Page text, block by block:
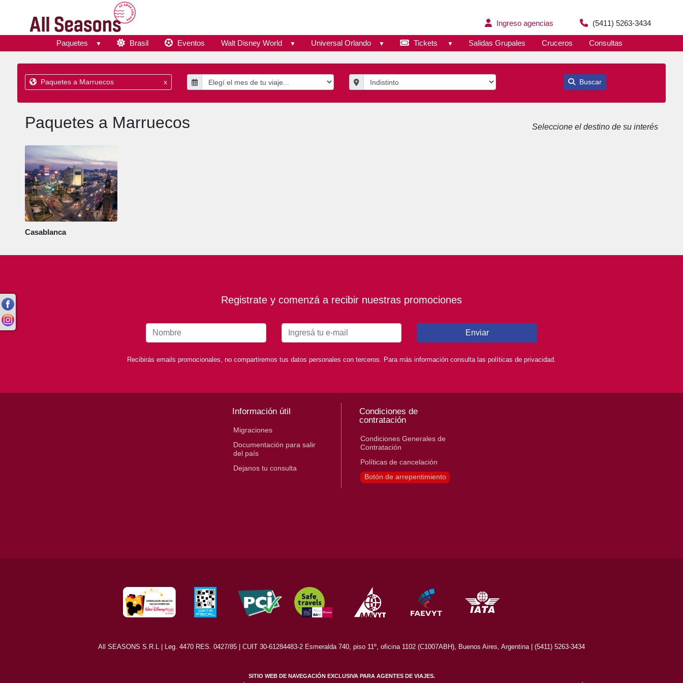
Ingreso agencias (5411) 5263-3434
Paquetes Brasil Eventos Walt Disney World Universal Orlando Tickets Salidas Grupales Cruceros Consultas
Paquetes a Marruecos x Buscar
Paquetes a Marruecos Seleccione el destino de su interés
Casablanca
Registrate y comenzá a recibir nuestras promociones
Enviar
Recibirás emails promocionales, no compartiremos tus datos personales con terceros. Para más información consulta las políticas de privacidad.
Información útil
Migraciones
Documentación para salir
del país
Dejanos tu consulta
Condiciones de
contratación
Condiciones Generales de
Contratación
Políticas de cancelación
Botón de arrepentimiento
All SEASONS S.R.L | Leg. 4470 RES. 0427/85 | CUIT 30-61284483-2 Esmeralda 740, piso 11º, oficina 1102 (C1007ABH), Buenos Aires, Argentina | (5411) 5263-3434
SITIO WEB DE NAVEGACIÓN EXCLUSIVA PARA AGENTES DE VIAJES.